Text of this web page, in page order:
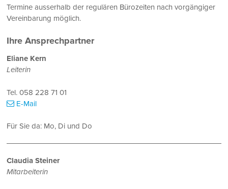
Termine ausserhalb der regulären Bürozeiten nach vorgängiger
Vereinbarung möglich.
Ihre Ansprechpartner
Eliane Kern
Leiterin
Tel.058 228 71 01
E-Mail
Für Sie da: Mo, Di und Do
Claudia Steiner
Mitarbeiterin